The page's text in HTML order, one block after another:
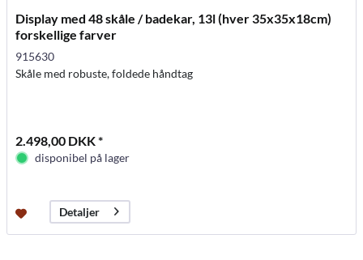
Display med 48 skåle / badekar, 13l (hver 35x35x18cm)
forskellige farver
915630
Skåle med robuste, foldede håndtag
2.498,00 DKK *
disponibel på lager
Detaljer